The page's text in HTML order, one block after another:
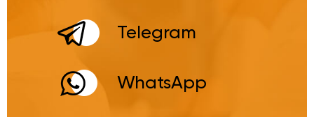
Telegram
WhatsApp